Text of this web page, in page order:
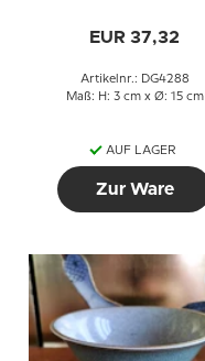
EUR 37,32
Artikelnr.: DG4288
Maß: H: 3 cm x Ø: 15 cm
AUF LAGER
Zur Ware